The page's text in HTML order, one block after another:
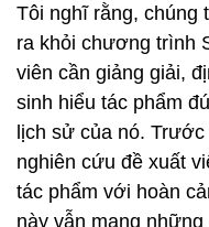
Tôi nghĩ rằng, chúng
ra khỏi chương trình
viên cần giảng giải,
sinh hiểu tác phẩm
lịch sử của nó.
nghiên cứu đề xuất
tác phẩm với hoàn
này vẫn mang